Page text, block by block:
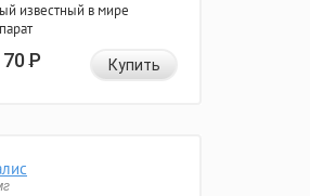
известный в мире
70Р Купить